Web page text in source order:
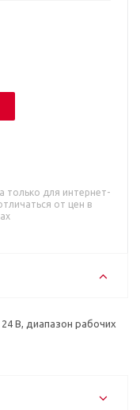
только для интернет-
от цен в
В, диапазон рабочих